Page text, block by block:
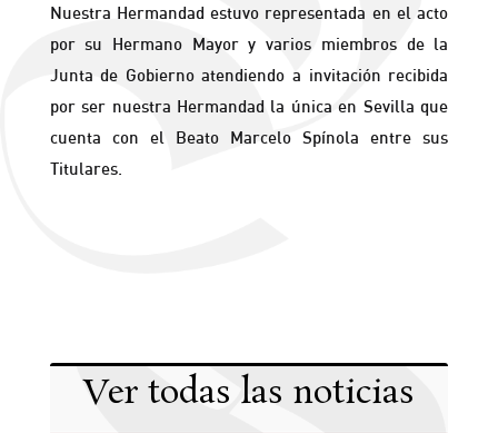
Nuestra Hermandad estuvo representada en el acto
por su Hermano Mayor y varios miembros de la
Junta de Gobierno atendiendo a invitación recibida
por ser nuestra Hermandad la única en Sevilla que
cuenta con el Beato Marcelo Spínola entre sus
Titulares.
Ver todas las noticias